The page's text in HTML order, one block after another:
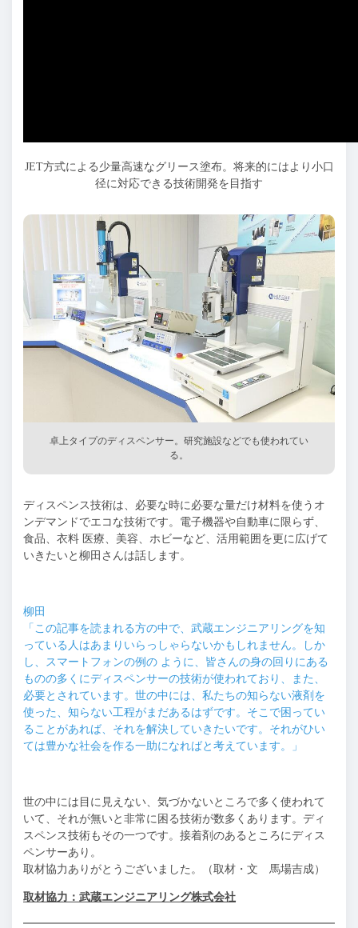
JET方式による少量高速なグリース塗布。将来的にはより小口
径に対応できる技術開発を目指す
卓上タイプのディスペンサー。研究施設などでも使われてい
る。
ディスペンス技術は、必要な時に必要な量だけ材料を使うオ
ンデマンドでエコな技術です。電子機器や自動車に限らず、
食品、衣料 医療、美容、ホビーなど、活用範囲を更に広げて
いきたいと柳田さんは話します。
柳田
「この記事を読まれる方の中で、武蔵エンジニアリングを知
っている人はあまりいらっしゃらないかもしれません。しか
し、スマートフォンの例の ように、皆さんの身の回りにある
ものの多くにディスペンサーの技術が使われており、また、
必要とされています。世の中には、私たちの知らない液剤を
使った、知らない工程がまだあるはずです。そこで困ってい
ることがあれば、それを解決していきたいです。それがひい
ては豊かな社会を作る一助になればと考えています。」
世の中には目に見えない、気づかないところで多く使われて
いて、それが無いと非常に困る技術が数多くあります。ディ
スペンス技術もその一つです。接着剤のあるところにディス
ペンサーあり。
取材協力ありがとうございました。
（取材・文 馬場吉成）
取材協力：武蔵エンジニアリング株式会社